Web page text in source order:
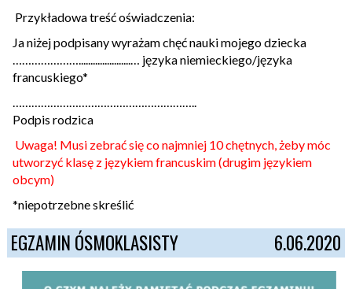
Przykładowa treść oświadczenia:
Ja niżej podpisany wyrażam chęć nauki mojego dziecka
…………………......................… języka niemieckiego/języka
francuskiego*
…………………………………………………..
Podpis rodzica
Uwaga! Musi zebrać się co najmniej 10 chętnych, żeby móc
utworzyć klasę z językiem francuskim (drugim językiem
obcym)
*niepotrzebne skreślić
EGZAMIN ÓSMOKLASISTY 6.06.2020